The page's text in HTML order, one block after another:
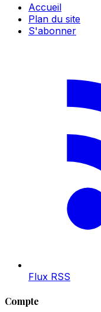
Accueil
Plan du site
S'abonner
Flux RSS
Compte